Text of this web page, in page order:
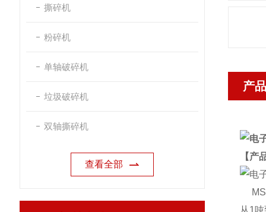
撕碎机
粉碎机
单轴破碎机
垃圾破碎机
双轴撕碎机
查看全部
产
【产
从1